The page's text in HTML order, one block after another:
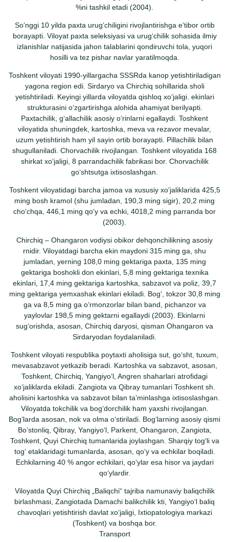
%ni tashkil etadi (2004).
Soʻnggi 10 yilda paxta urugʻchiligini rivojlantirishga eʼtibor ortib
borayapti. Viloyat paxta seleksiyasi va urugʻchilik sohasida ilmiy
izlanishlar natijasida jahon talablarini qondiruvchi tola, yuqori
hosilli va tez pishar navlar yaratilmoqda.
Toshkent viloyati 1990-yillargacha SSSRda kanop yetishtiriladigan
yagona region edi. Sirdaryo va Chirchiq sohillarida sholi
yetishtiriladi. Keyingi yillarda viloyatda qishloq xoʻjaligi. ekinlari
strukturasini oʻzgartirishga alohida ahamiyat berilyapti.
Paxtachilik, gʻallachilik asosiy oʻrinlarni egallaydi. Toshkent
viloyatida shuningdek, kartoshka, meva va rezavor mevalar,
uzum yetishtirish ham yil sayin ortib borayapti. Pillachilik bilan
shugullaniladi. Chorvachilik rivojlangan. Toshkent viloyatida 168
shirkat xoʻjaligi, 8 parrandachilik fabrikasi bor. Chorvachilik
goʻshtsutga ixtisoslashgan.
Toshkent viloyatidagi barcha jamoa va xususiy xoʻjaliklarida 425,5
ming bosh kramol (shu jumladan, 190,3 ming sigir), 20,2 ming
choʻchqa, 446,1 ming qoʻy va echki, 4018,2 ming parranda bor
(2003).
Chirchiq – Ohangaron vodiysi obikor dehqonchilikning asosiy
rnidir. Viloyatdagi barcha ekin maydoni 315 ming ga, shu
jumladan, yerning 108,0 ming gektariga paxta, 135 ming
gektariga boshokli don ekinlari, 5,8 ming gektariga texnika
ekinlari, 17,4 ming gektariga kartoshka, sabzavot va poliz, 39,7
ming gektariga yemxashak ekinlari ekiladi. Bogʻ, tokzor 30,8 ming
ga va 8,5 ming ga oʻrmonzorlar bilan band, pichanzor va
yaylovlar 198,5 ming gektarni egallaydi (2003). Ekinlarni
sugʻorishda, asosan, Chirchiq daryosi, qisman Ohangaron va
Sirdaryodan foydalaniladi.
Toshkent viloyati respublika poytaxti aholisiga sut, goʻsht, tuxum,
mevasabzavot yetkazib beradi. Kartoshka va sabzavot, asosan,
Toshkent, Chirchiq, Yangiyoʻl, Angren shaharlari atrofidagi
xoʻjaliklarda ekiladi. Zangiota va Qibray tumanlari Toshkent sh.
aholisini kartoshka va sabzavot bilan taʼminlashga ixtisoslashgan.
Viloyatda tokchilik va bogʻdorchilik ham yaxshi rivojlangan.
Bogʻlarda asosan, nok va olma oʻstiriladi. Bogʻlarning asosiy qismi
Boʻstonliq, Qibray, Yangiyoʻl, Parkent, Ohangaron, Zangiota,
Toshkent, Quyi Chirchiq tumanlarida joylashgan. Sharqiy togʻli va
togʻ etaklaridagi tumanlarda, asosan, qoʻy va echkilar boqiladi.
Echkilarning 40 % angor echkilari, qoʻylar esa hisor va jaydari
qoʻylardir.
Viloyatda Quyi Chirchiq „Baliqchi“ tajriba namunaviy baliqchilik
birlashmasi, Zangiotada Damachi balikchilik kti, Yangiyoʻl baliq
chavoqlari yetishtirish davlat xoʻjaligi, Ixtiopatologiya markazi
(Toshkent) va boshqa bor.
Transport